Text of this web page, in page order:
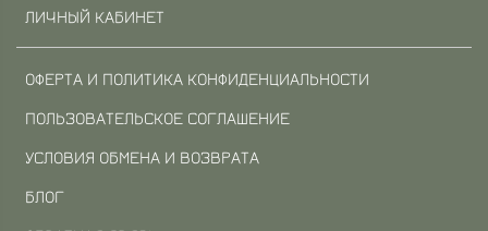
ЛИЧНЫЙ КАБИНЕТ
ОФЕРТА И ПОЛИТИКА КОНФИДЕНЦИАЛЬНОСТИ
ПОЛЬЗОВАТЕЛЬСКОЕ СОГЛАШЕНИЕ
УСЛОВИЯ ОБМЕНА И ВОЗВРАТА
БЛОГ